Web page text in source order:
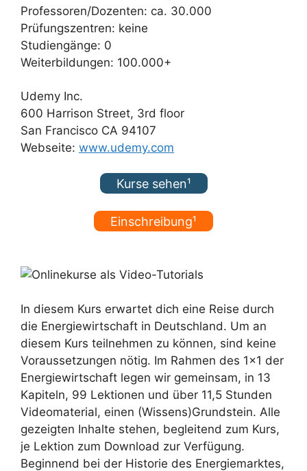
Professoren/Dozenten: ca. 30.000
Prüfungszentren: keine
Studiengänge: 0
Weiterbildungen: 100.000+
Udemy Inc.
600 Harrison Street, 3rd floor
San Francisco CA 94107
Webseite: www.udemy.com
Kurse sehen¹
Einschreibung¹
In diesem Kurs erwartet dich eine Reise durch
die Energiewirtschaft in Deutschland. Um an
diesem Kurs teilnehmen zu können, sind keine
Voraussetzungen nötig. Im Rahmen des 1×1 der
Energiewirtschaft legen wir gemeinsam, in 13
Kapiteln, 99 Lektionen und über 11,5 Stunden
Videomaterial, einen (Wissens)Grundstein. Alle
gezeigten Inhalte stehen, begleitend zum Kurs,
je Lektion zum Download zur Verfügung.
Beginnend bei der Historie des Energiemarktes,